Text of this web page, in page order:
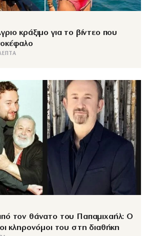
κράξιμο για το βίντεο που
τον θάνατο του Παπαμιχαήλ: Ο
οι κληρονόμοι του στη διαθήκη